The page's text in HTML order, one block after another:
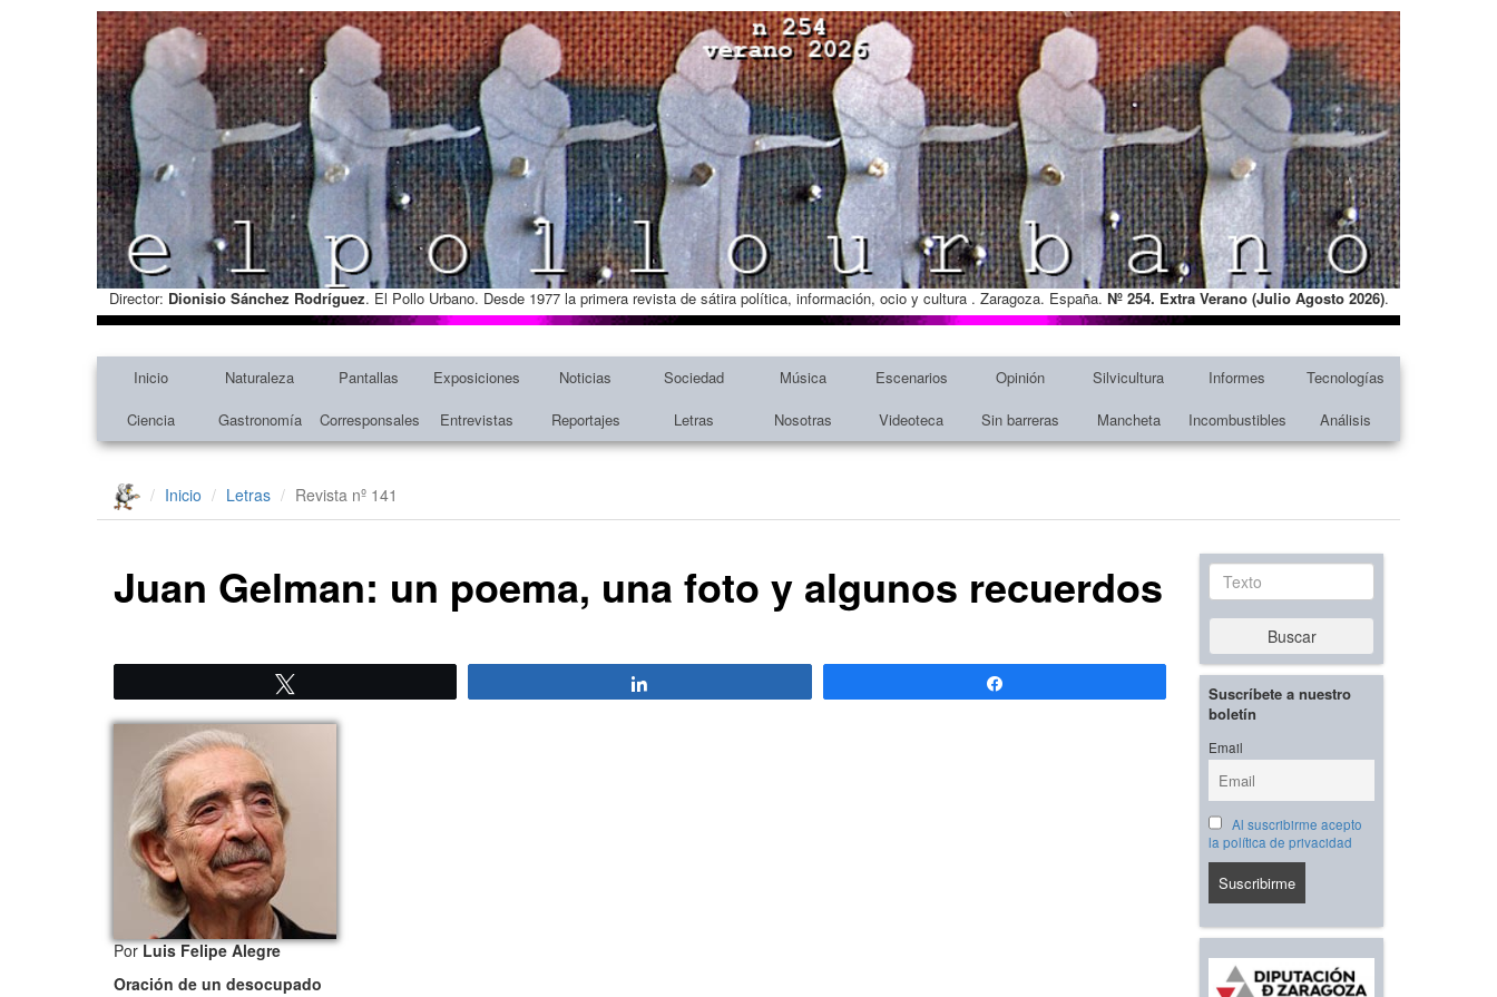
Director: Dionisio Sánchez Rodríguez. El Pollo Urbano. Desde 1977 la primera revista de sátira política, información, ocio y cultura . Zaragoza. España. Nº 254. Extra Verano (Julio Agosto 2026).
Inicio Naturaleza Pantallas Exposiciones Noticias Sociedad Música Escenarios Opinión Silvicultura Informes
Tecnologías
Ciencia
Gastronomía Corresponsales Entrevistas Reportajes Letras Nosotras Videoteca Sin barreras Mancheta Incombustibles Análisis
Inicio Letras Revista nº 141
Juan Gelman: un poema, una foto y algunos recuerdos
PorLuis Felipe Alegre
Oración de un desocupado
Texto
Buscar
Suscríbete a nuestro
boletín
Email
Al suscribirme acepto
la política de privacidad